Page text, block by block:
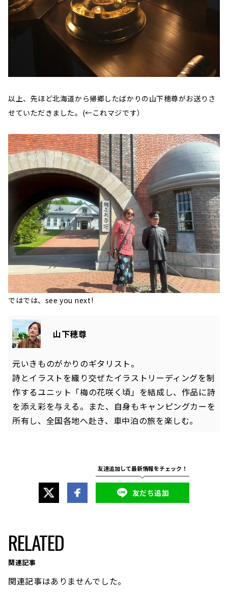
以上、先ほど北海道から帰郷したばかりの山下穂尊がお送りさ
せていただきました。(←これマジです）
ではでは、see you next!
山下穂尊
元いきものがかりのギタリスト。
詩とイラストを織り交ぜたイラストリーディングを制
作するユニット「梅の花咲く頃」を結成し、作品に詩
を添え彩を与える。また、自身もキャンピングカーを
所有し、全国各地へ赴き、車中泊の旅を楽しむ。
友だち追加
RELATED
関連記事
関連記事はありませんでした。